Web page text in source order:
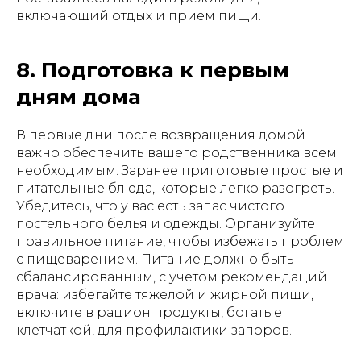
включающий отдых и прием пищи.
8. Подготовка к первым
дням дома
В первые дни после возвращения домой
важно обеспечить вашего родственника всем
необходимым. Заранее приготовьте простые и
питательные блюда, которые легко разогреть.
Убедитесь, что у вас есть запас чистого
постельного белья и одежды. Организуйте
правильное питание, чтобы избежать проблем
с пищеварением. Питание должно быть
сбалансированным, с учетом рекомендаций
врача: избегайте тяжелой и жирной пищи,
включите в рацион продукты, богатые
клетчаткой, для профилактики запоров.